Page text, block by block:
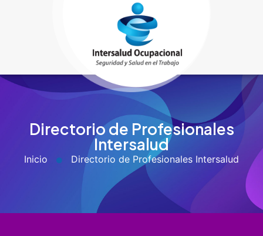
Directorio de Profesionales
Intersalud
Inicio Directorio de Profesionales Intersalud